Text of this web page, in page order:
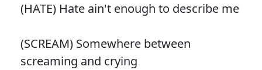
(HATE) Hate ain't enough to describe me
(SCREAM) Somewhere between
screaming and crying